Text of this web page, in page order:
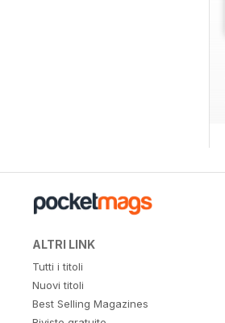
ALTRI LINK
Tutti i titoli
Nuovi titoli
Best Selling Magazines